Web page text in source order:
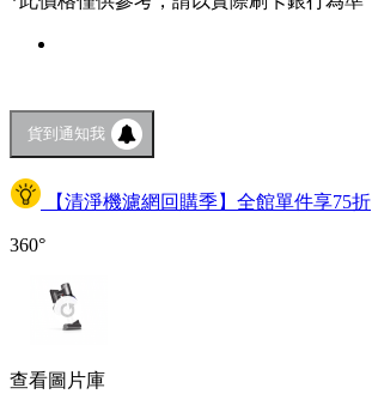
貨到通知我
【清淨機濾網回購季】全館單件享75折
360°
查看圖片庫